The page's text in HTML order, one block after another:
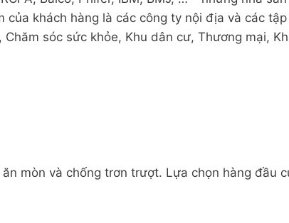
khách hàng là các công ty nội địa và các
sóc sức khỏe, Khu dân cư, Thương mại,
mòn và chống trơn trượt. Lựa chọn hàng đầu